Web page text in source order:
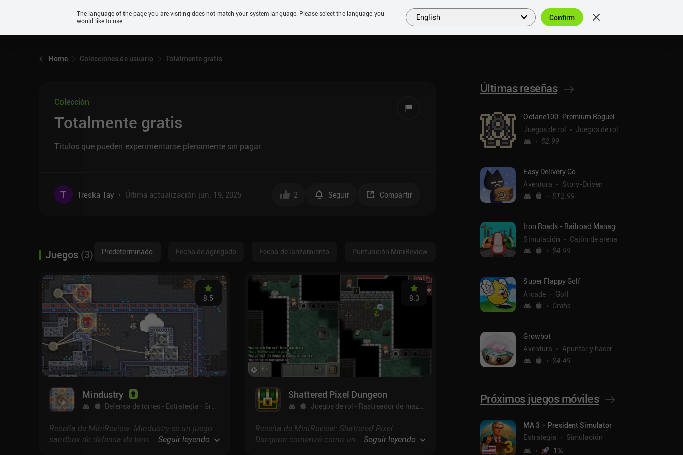
Android
PRÓXIMOS SIMILARES COLECCIONES TOP ES
Home Colecciones de usuario Totalmente gratis
Colección
Totalmente gratis
Títulos que pueden experimentarse plenamente sin pagar.
T Treska Tay • Última actualización jun. 19, 2025 2 Seguir Compartir
Juegos (3) Predeterminado Fecha de agregado Fecha de lanzamiento Puntuación MiniReview
Mindustry
Defensa de torres Estrategia Gratis
8.5
Reseña de MiniReview: Mindustry es un juego
sandbox de defensa de torres único mezclado
... Seguir leyendo
Shattered Pixel Dungeon
Juegos de rol Rastreador de mazmorras
8.3
Reseña de MiniReview: Shattered Pixel
Dungeon comenzó como un mod de Pixel
... Seguir leyendo
Últimas reseñas
Octane100: Premium Roguelike
Juegos de rol
Juegos de rol
$2.99
Easy Delivery Co.
Aventura
Story-Driven
$12.99
Iron Roads - Railroad Manager
Simulación
Cajón de arena
$4.99
Super Flappy Golf
Arcade
Golf
Gratis
Growbot
Aventura
Apuntar y hacer clic
$4.49
Próximos juegos móviles
MA 3 – President Simulator
Estrategia
Simulación
1%
The language of the page you are visiting does not match your system language. Please select the language you
would like to use.
English Confirm